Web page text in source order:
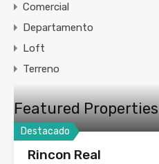
Comercial
Departamento
Loft
Terreno
Featured Properties
Destacado
Rincon Real